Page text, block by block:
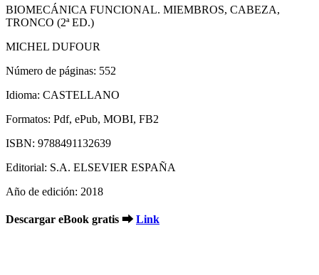
BIOMECÁNICA FUNCIONAL. MIEMBROS, CABEZA,
TRONCO (2ª ED.)
MICHEL DUFOUR
Número de páginas: 552
Idioma: CASTELLANO
Formatos: Pdf, ePub, MOBI, FB2
ISBN: 9788491132639
Editorial: S.A. ELSEVIER ESPAÑA
Año de edición: 2018
Descargar eBook gratis ➡ Link